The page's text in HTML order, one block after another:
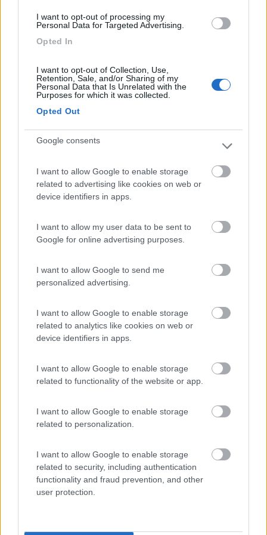
I want to opt-out of processing my
Personal Data for Targeted Advertising.
Opted In
I want to opt-out of Collection, Use,
Retention, Sale, and/or Sharing of my
Personal Data that Is Unrelated with the
Purposes for which it was collected.
Opted Out
Google consents
I want to allow Google to enable storage
related to advertising like cookies on web or
device identifiers in apps.
I want to allow my user data to be sent to
Google for online advertising purposes.
I want to allow Google to send me
personalized advertising.
I want to allow Google to enable storage
related to analytics like cookies on web or
device identifiers in apps.
I want to allow Google to enable storage
related to functionality of the website or app.
I want to allow Google to enable storage
related to personalization.
I want to allow Google to enable storage
related to security, including authentication
functionality and fraud prevention, and other
user protection.
notti silenziose prive di rumore dal traffico del
lungolago. Prezzi nella media. Area sosta a prezzi
forfettari all'ingresso del campeggio per soste
Accoglienza Caratteristiche Posizione
Prezzo
8.1
(58)
Camperstop Torbole
Torbole sul Garda
9 Maroadi
9.1 Family Wellness Camping Al Sole
Molina di Ledro(TN)
Campeggio